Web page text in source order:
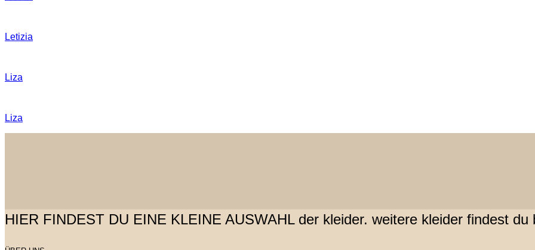
Letizia
Liza
Liza
HIER FINDEST DU EINE KLEINE AUSWAHL der kleider. weitere kleider findest du